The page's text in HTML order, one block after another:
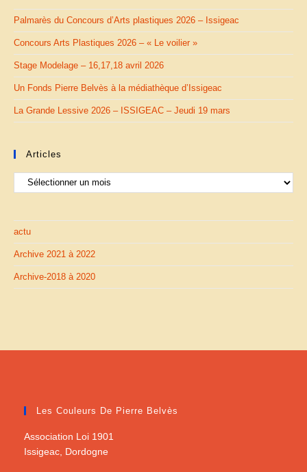
Palmarès du Concours d’Arts plastiques 2026 – Issigeac
Concours Arts Plastiques 2026 – « Le voilier »
Stage Modelage – 16,17,18 avril 2026
Un Fonds Pierre Belvès à la médiathèque d’Issigeac
La Grande Lessive 2026 – ISSIGEAC – Jeudi 19 mars
Articles
Articles
actu
Archive 2021 à 2022
Archive-2018 à 2020
Les Couleurs De Pierre Belvès
Association Loi 1901
Issigeac, Dordogne